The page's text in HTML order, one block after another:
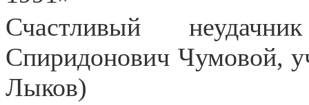
Счастливый
Спиридонович Чумовой,
Лыков)